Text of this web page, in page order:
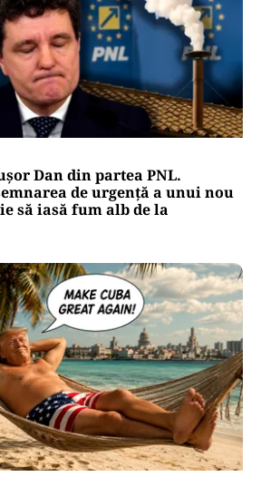
Dan din partea PNL.
de urgență a unui nou
să iasă fum alb de la